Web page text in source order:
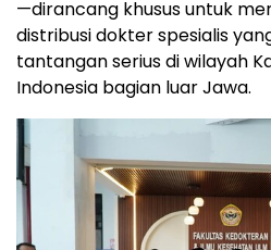
—dirancang khusus untuk
distribusi dokter spesialis
tantangan serius di wilayah
Indonesia bagian luar Jawa.